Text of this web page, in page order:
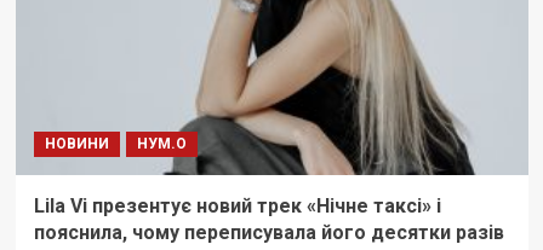
НОВИНИ НУМ.О
Lila Vi презентує новий трек «Нічне таксі» і
пояснила, чому переписувала його десятки разів